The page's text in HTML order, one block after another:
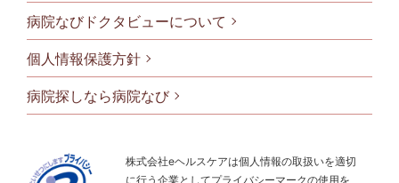
フッタメニ
病院なびドクタビューについて
個人情報保護方針
病院探しなら病院なび
株式会社eヘルスケアは個人情報の取扱いを適切
に行う企業としてプライバシーマークの使用を